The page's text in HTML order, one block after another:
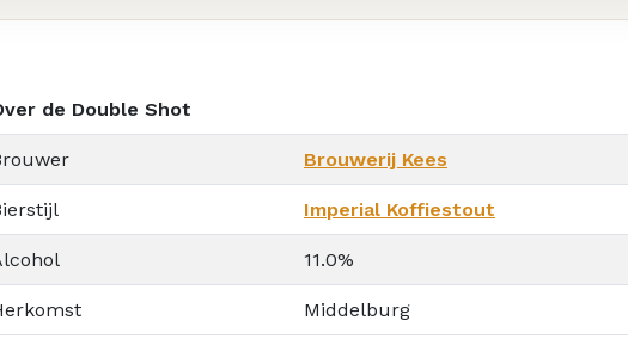
de Double Shot
Brouwerij Kees
Imperial Koffiestout
11.0%
Middelburg